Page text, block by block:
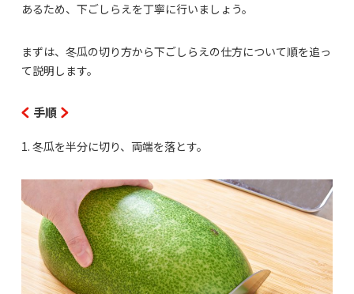
あるため、下ごしらえを丁寧に行いましょう。
まずは、冬瓜の切り方から下ごしらえの仕方について順を追っ
て説明します。
手順
1. 冬瓜を半分に切り、両端を落とす。